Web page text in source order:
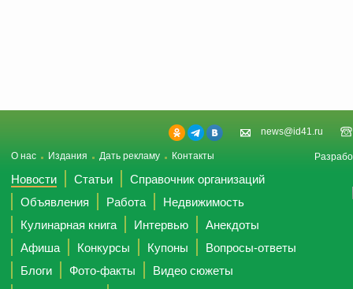
news@id41.ru
О нас Издания Дать рекламу Контакты
Новости Статьи
Справочник организаций
Объявления
Работа
Недвижимость
Кулинарная книга
Интервью
Анекдоты
Афиша
Конкурсы Купоны
Вопросы-ответы
Блоги
Фото-факты
Видео сюжеты